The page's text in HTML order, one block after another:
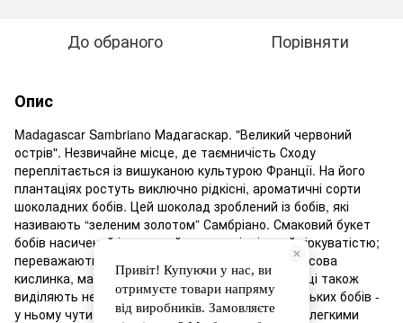
До обраного Порівняти
Опис
Madagascar Sambriano Мадагаскар. "Великий червоний
острів". Незвичайне місце, де таємничість Сходу
переплітається із вишуканою культурою Франції. На його
плантаціях ростуть виключно рідкісні, ароматичні сорти
шоколадних бобів. Цей шоколад зроблений із бобів, які
називають “зеленим золотом” Самбріано. Смаковий букет
бобів насичений і солодкий, злегка відтінений гіркуватістю;
переважають фрукторві та ягідні акорди: цитрусова
кислинка, малина, абрикос, диня, ананас. Фахівці також
виділяють незвичайний післясмак Мадагаскарських бобів -
у ньому чути грейпфрут і журавлина, доповнені легкими